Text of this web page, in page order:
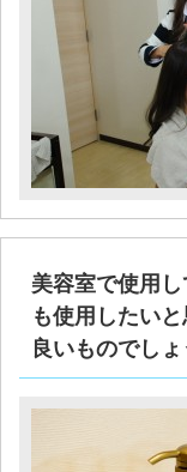
美容室で使用
も使用したい
良いものでし